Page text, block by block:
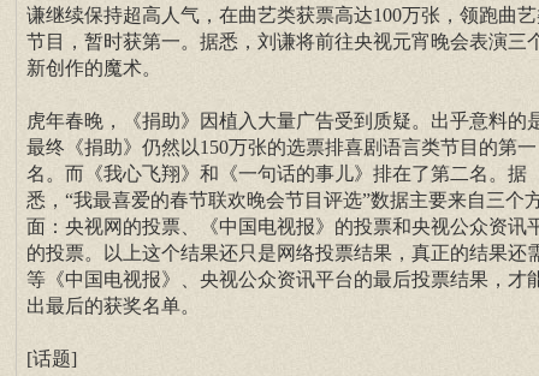
谦继续保持超高人气，在曲艺类获票高达100万张，领跑曲
节目，暂时获第一。据悉，刘谦将前往央视元宵晚会表演三
新创作的魔术。
虎年春晚，《捐助》因植入大量广告受到质疑。出乎意料的
最终《捐助》仍然以150万张的选票排喜剧语言类节目的第一
名。而《我心飞翔》和《一句话的事儿》排在了第二名。据
悉，“我最喜爱的春节联欢晚会节目评选”数据主要来自三个
面：央视网的投票、《中国电视报》的投票和央视公众资讯
的投票。以上这个结果还只是网络投票结果，真正的结果还
等《中国电视报》、央视公众资讯平台的最后投票结果，才
出最后的获奖名单。
[话题]